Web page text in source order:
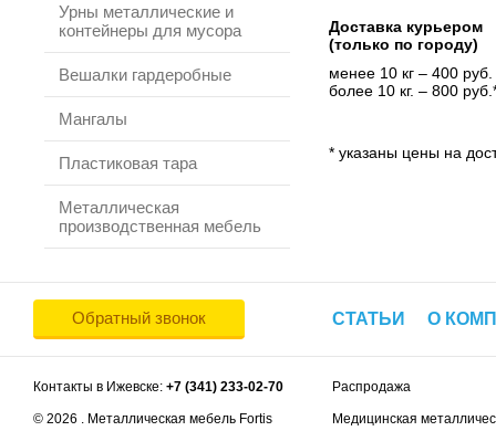
Урны металлические и
контейнеры для мусора
Вешалки гардеробные
Мангалы
Пластиковая тара
Металлическая
производственная мебель
Доставка курьером
(только по городу)
менее 10 кг – 400 руб.
более 10 кг. – 800
* указаны цены на
Обратный звонок СТАТЬИ О
Контакты в Ижевске: +7 (341) 233-02-70
© 2026 . Металлическая мебель Fortis
Распродажа
Медицинская